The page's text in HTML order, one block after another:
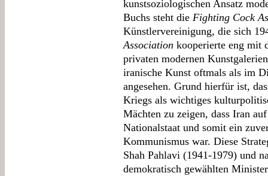
kunstsoziologischen Ansatz
Buchs steht die Fighting Cock
Künstlervereinigung, die sich
Association kooperierte eng mit
privaten modernen
iranische Kunst oftmals als im
angesehen. Grund hierfür ist,
Kriegs als wichtiges
Mächten zu zeigen, dass Iran
Nationalstaat und somit ein
Kommunismus war. Diese
Shah Pahlavi (1941-1979) und
demokratisch gewählten